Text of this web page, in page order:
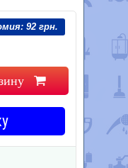
92 грн.